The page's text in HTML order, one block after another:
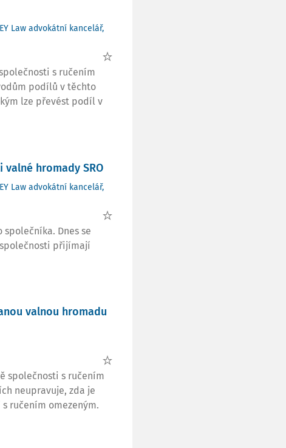
EY Law advokátní kancelář,
s ručením
podílů v těchto
lze převést podíl v
hromady SRO
EY Law advokátní kancelář,
společníka. Dnes se
přijímají
valnou hromadu
společnosti s ručením
neupravuje, zda je
ručením omezeným.